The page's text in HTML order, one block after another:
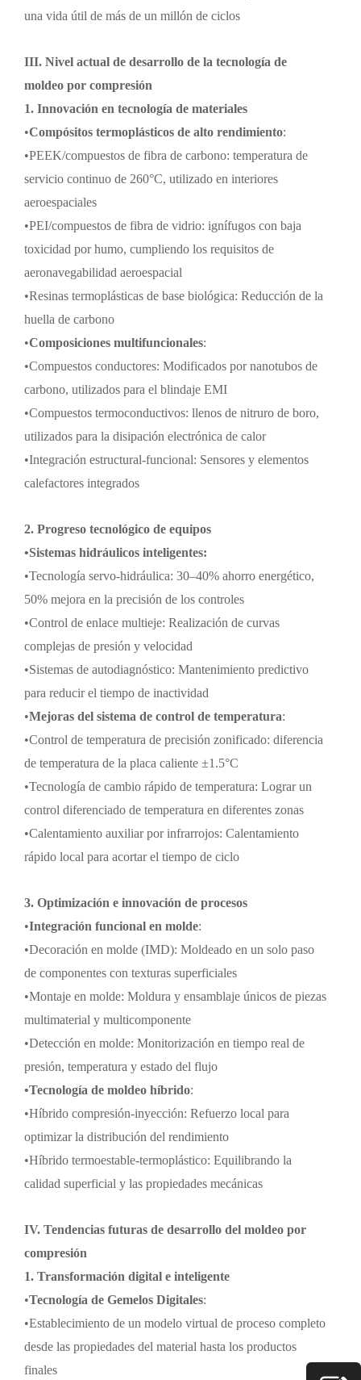
una vida útil de más de un millón de ciclos
III. Nivel actual de desarrollo de la tecnología de
moldeo por compresión
1. Innovación en tecnología de materiales
•Compósitos termoplásticos de alto rendimiento:
•PEEK/compuestos de fibra de carbono: temperatura de
servicio continuo de 260°C, utilizado en interiores
aeroespaciales
•PEI/compuestos de fibra de vidrio: ignífugos con baja
toxicidad por humo, cumpliendo los requisitos de
aeronavegabilidad aeroespacial
•Resinas termoplásticas de base biológica: Reducción de la
huella de carbono
•Composiciones multifuncionales:
•Compuestos conductores: Modificados por nanotubos de
carbono, utilizados para el blindaje EMI
•Compuestos termoconductivos: llenos de nitruro de boro,
utilizados para la disipación electrónica de calor
•Integración estructural-funcional: Sensores y elementos
calefactores integrados
2. Progreso tecnológico de equipos
•Sistemas hidráulicos inteligentes:
•Tecnología servo-hidráulica: 30–40% ahorro energético,
50% mejora en la precisión de los controles
•Control de enlace multieje: Realización de curvas
complejas de presión y velocidad
•Sistemas de autodiagnóstico: Mantenimiento predictivo
para reducir el tiempo de inactividad
•Mejoras del sistema de control de temperatura:
•Control de temperatura de precisión zonificado: diferencia
de temperatura de la placa caliente ±1.5°C
•Tecnología de cambio rápido de temperatura: Lograr un
control diferenciado de temperatura en diferentes zonas
•Calentamiento auxiliar por infrarrojos: Calentamiento
rápido local para acortar el tiempo de ciclo
3. Optimización e innovación de procesos
•Integración funcional en molde:
•Decoración en molde (IMD): Moldeado en un solo paso
de componentes con texturas superficiales
•Montaje en molde: Moldura y ensamblaje únicos de piezas
multimaterial y multicomponente
•Detección en molde: Monitorización en tiempo real de
presión, temperatura y estado del flujo
•Tecnología de moldeo híbrido:
•Híbrido compresión-inyección: Refuerzo local para
optimizar la distribución del rendimiento
•Híbrido termoestable-termoplástico: Equilibrando la
calidad superficial y las propiedades mecánicas
IV. Tendencias futuras de desarrollo del moldeo por
compresión
1. Transformación digital e inteligente
•Tecnología de Gemelos Digitales:
•Establecimiento de un modelo virtual de proceso completo
desde las propiedades del material hasta los productos
finales